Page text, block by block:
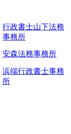
行政書士山下法務
事務所
安森法務事務所
浜端行政書士事務
所